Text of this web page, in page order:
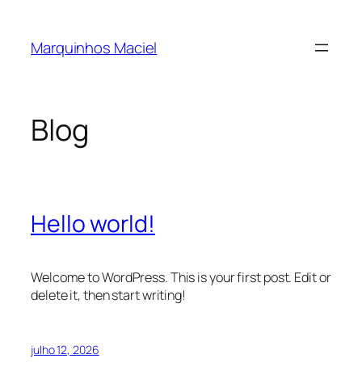
Marquinhos Maciel
Blog
Hello world!
Welcome to WordPress. This is your first post. Edit or
delete it, then start writing!
julho 12, 2026